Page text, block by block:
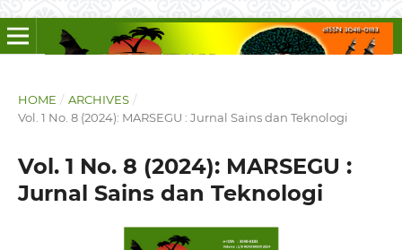
HOME / ARCHIVES /
Vol. 1 No. 8 (2024): MARSEGU : Jurnal Sains dan Teknologi
Vol. 1 No. 8 (2024): MARSEGU :
Jurnal Sains dan Teknologi